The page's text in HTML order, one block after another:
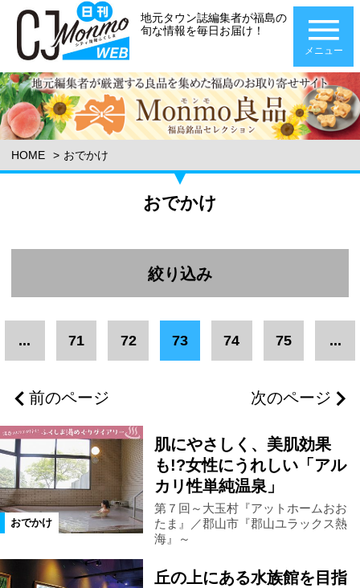
地元タウン誌編集者が福島の
旬な情報を毎日お届け！
メニュー
HOME おでかけ
おでかけ
絞り込み
エリア
浪江町 葛尾村 双葉町
楢葉町 広野町 福島市
二本松市 郡山市 新地町
相馬市 県北エリア
前のページ
... 71 72 73 74 75 ...
次のページ
おでかけ
肌にやさしく、美肌効果
も!?女性にうれしい「アル
カリ性単純温泉」
第７回～大玉村『アットホームおお
たま』／郡山市『郡山ユラックス熱
海』～
丘の上にある水族館を目指